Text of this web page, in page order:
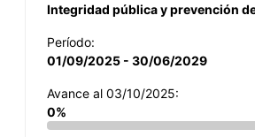
Integridad pública y prevención
Período:
01/09/2025 - 30/06/2029
Avance al 03/10/2025:
0%